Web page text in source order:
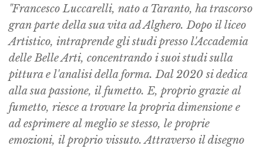
"Francesco Luccarelli, nato a Taranto, ha trascorso
gran parte della sua vita ad Alghero. Dopo il liceo
Artistico, intraprende gli studi presso l'Accademia
delle Belle Arti, concentrando i suoi studi sulla
pittura e l'analisi della forma. Dal 2020 si dedica
alla sua passione, il fumetto. E, proprio grazie al
fumetto, riesce a trovare la propria dimensione e
ad esprimere al meglio se stesso, le proprie
emozioni, il proprio vissuto. Attraverso il disegno